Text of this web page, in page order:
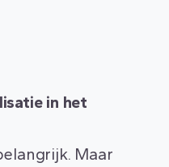
in het
Maar